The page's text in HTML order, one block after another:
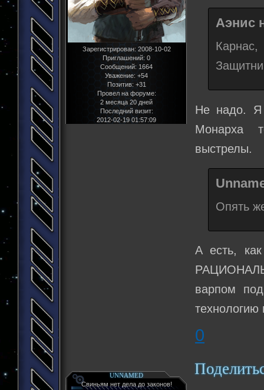
Зарегистрирован: 2008-10-02
Приглашений: 0
Сообщений: 1664
Уважение: +54
Позитив: +31
Провел на форуме:
2 месяца 20 дней
Последний визит:
2012-02-19 01:57:09
Аэнис
Не надо. Я
Монарха
выстрелы.
Опять
А есть,
варпом
технологию
0
UNNAMED
Свиньям нет дела до законов!